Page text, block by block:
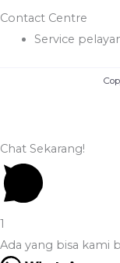
Contact Centre
Service
Chat Sekarang!
1
Ada yang bisa kami